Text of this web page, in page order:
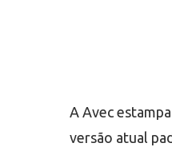
A Avec
versão atual